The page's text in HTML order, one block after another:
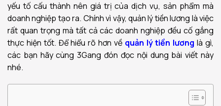
yếu tố cấu thành nên giá trị của dịch vụ, sản phẩm mà
doanh nghiệp tạo ra. Chính vì vậy, quản lý tiền lương là việc
rất quan trọng mà tất cả các doanh nghiệp đều cố gắng
thực hiện tốt. Để hiểu rõ hơn về quản lý tiền lương là gì,
các bạn hãy cùng 3Gang đón đọc nội dung bài viết này
nhé.